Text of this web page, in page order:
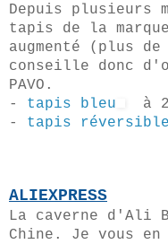
Depuis plusieurs
tapis de la
augmenté (plus
conseille donc
PAVO.
- tapis bleu
à
- tapis
ALIEXPRESS
La caverne d'Ali
Chine. Je vous